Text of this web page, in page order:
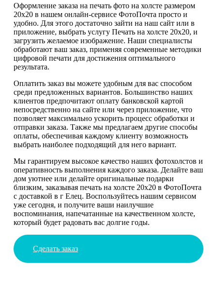
Оформление заказа на печать фото на холсте размером
20х20 в нашем онлайн-сервисе ФотоПочта просто и
удобно. Для этого достаточно зайти на наш сайт или в
приложение, выбрать услугу Печать на холсте 20х20, и
загрузить желаемое изображение. Наши специалисты
обработают ваш заказ, применяя современные методики
цифровой печати для достижения оптимального
результата.
Оплатить заказ вы можете удобным для вас способом
среди предложенных вариантов. Большинство наших
клиентов предпочитают оплату банковской картой
непосредственно на сайте или через приложение, что
позволяет максимально ускорить процесс обработки и
отправки заказа. Также мы предлагаем другие способы
оплаты, обеспечивая каждому клиенту возможность
выбрать наиболее подходящий для него вариант.
Мы гарантируем высокое качество наших фотохолстов и
оперативность выполнения каждого заказа. Делайте ваш
дом уютнее или делайте оригинальные подарки
близким, заказывая печать на холсте 20х20 в ФотоПочта
с доставкой в г Елец. Воспользуйтесь нашим сервисом
уже сегодня, и получите ваши наилучшие
воспоминания, напечатанные на качественном холсте,
который будет радовать вас долгие годы.
Сделать заказ